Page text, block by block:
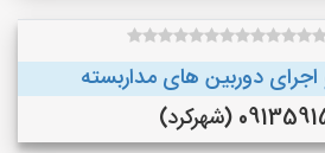
دوربین های مداربسته
(شهرکرد)